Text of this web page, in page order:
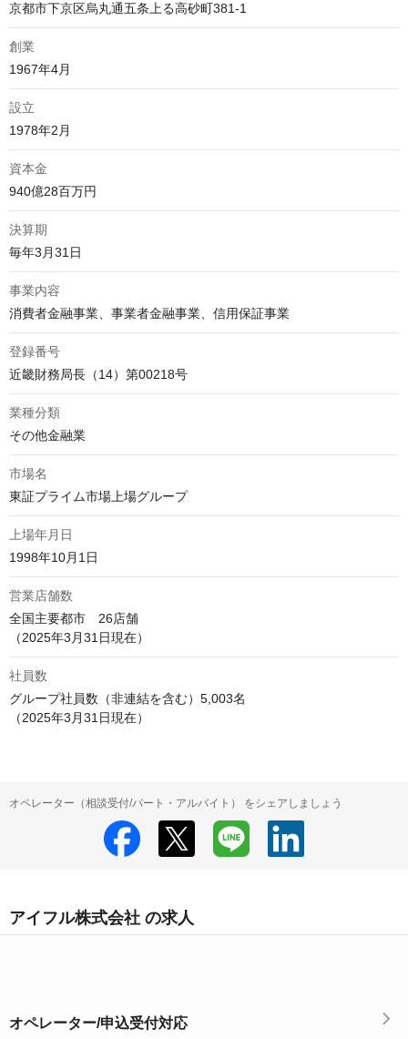
京都市下京区烏丸通五条上る高砂町381-1
創業
1967年4月
設立
1978年2月
資本金
940億28百万円
決算期
毎年3月31日
事業内容
消費者金融事業、事業者金融事業、信用保証事業
登録番号
近畿財務局長（14）第00218号
業種分類
その他金融業
市場名
東証プライム市場上場グループ
上場年月日
1998年10月1日
営業店舗数
全国主要都市　26店舗
（2025年3月31日現在）
社員数
グループ社員数（非連結を含む）5,003名
（2025年3月31日現在）
オペレーター（相談受付/パート・アルバイト） をシェアしましょう
アイフル株式会社 の求人
オペレーター/申込受付対応